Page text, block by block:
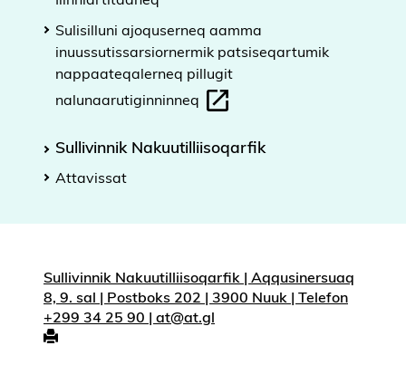
Sulisilluni ajoquserneq aamma
inuussutissarsiornermik patsiseqartumik
nappaateqalerneq pillugit
nalunaarutiginninneq
Sullivinnik Nakuutilliisoqarfik
Attavissat
Sullivinnik Nakuutilliisoqarfik | Aqqusinersuaq
8, 9. sal | Postboks 202 | 3900 Nuuk | Telefon
+299 34 25 90 | at@at.gl